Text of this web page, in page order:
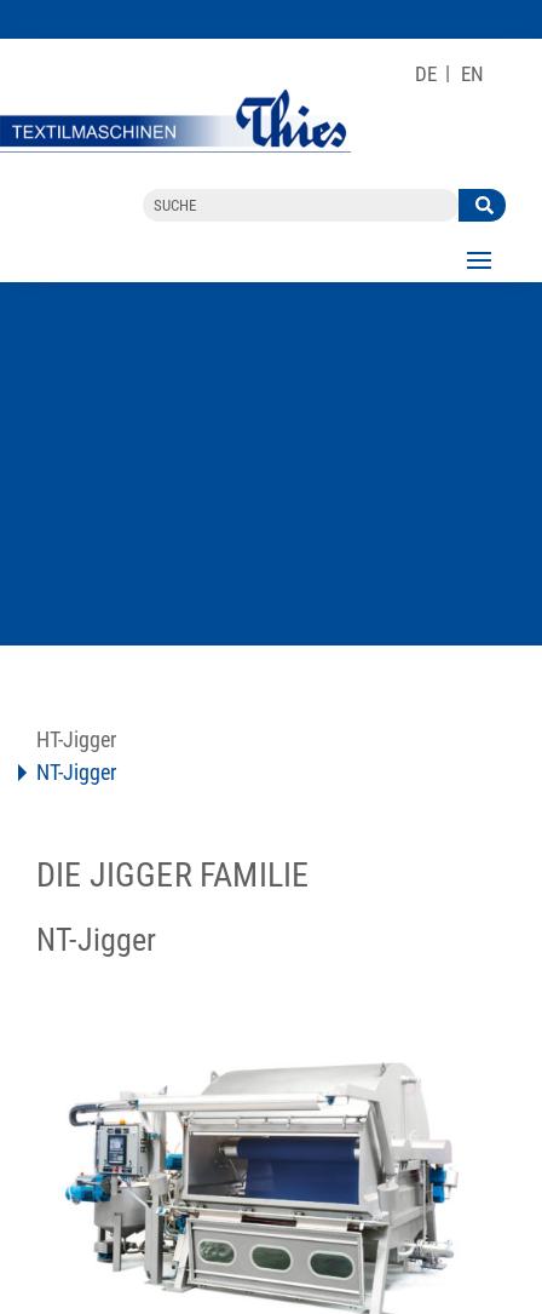
DE EN
HT-Jigger
NT-Jigger
DIE JIGGER FAMILIE
NT-Jigger